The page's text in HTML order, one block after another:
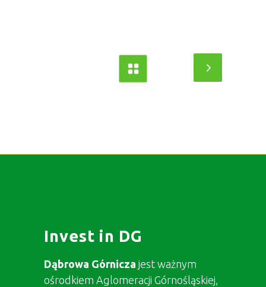
Invest in DG
Dąbrowa Górnicza jest ważnym
ośrodkiem Aglomeracji Górnośląskiej,